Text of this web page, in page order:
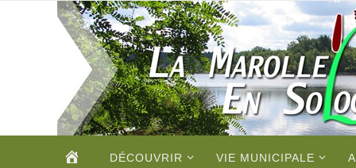
ACCUEILDÉCOUVRIR VIE MUNICIPALE